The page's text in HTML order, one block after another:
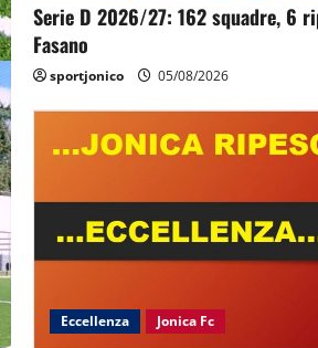
Serie D 2026/27: 162 squadre, 6
Fasano
sportjonico 05/08/2026
Eccellenza Jonica Fc